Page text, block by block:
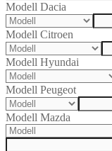
Modell Dacia
Modell Citroen
Modell Hyundai
Modell Peugeot
Modell Mazda